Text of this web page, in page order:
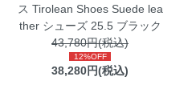
ス Tirolean Shoes Suede lea
ther シューズ 25.5 ブラック
43,780円(税込)
12%OFF
38,280円(税込)